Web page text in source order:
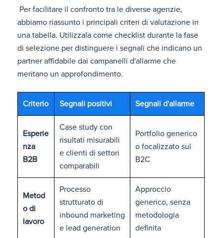
Per facilitare il confronto tra le diverse agenzie,
abbiamo riassunto i principali criteri di valutazione in
una tabella. Utilizzala come checklist durante la fase
di selezione per distinguere i segnali che indicano un
partner affidabile dai campanelli d'allarme che
meritano un approfondimento.
Criterio Segnali positivi Segnali d'allarme
Esperie
nza
B2B
Case study con
risultati misurabili
e clienti di settori
comparabili
Portfolio generico
o focalizzato sul
B2C
Metod
o di
lavoro
Processo
strutturato di
inbound marketing
e lead generation
Approccio
generico, senza
metodologia
definita